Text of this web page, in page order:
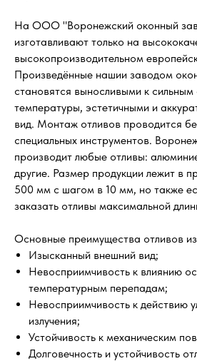
На ООО "Воронежский оконный
изготавливают только на
высокопроизводительном
Произведённые нашии заводом
становятся выносливыми к сильным
температуры, эстетичными и
вид. Монтаж отливов проводится
специальных инструментов.
производит любые отливы:
другие. Размер продукции лежит в
500 мм с шагом в 10 мм, но также
заказать отливы максимальной
Основные преимущества отливов
Изысканный внешний вид;
Невосприимчивость к влиянию
температурным перепадам;
Невосприимчивость к действию
излучения;
Устойчивость к механическим
Долговечность и устойчивость